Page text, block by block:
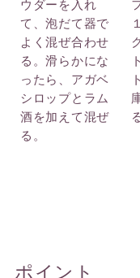
て、泡だて器で
よく混ぜ合わせ
る。滑らかにな
ったら、アガベ
シロップとラム
酒を加えて混ぜ
る。
ポイント